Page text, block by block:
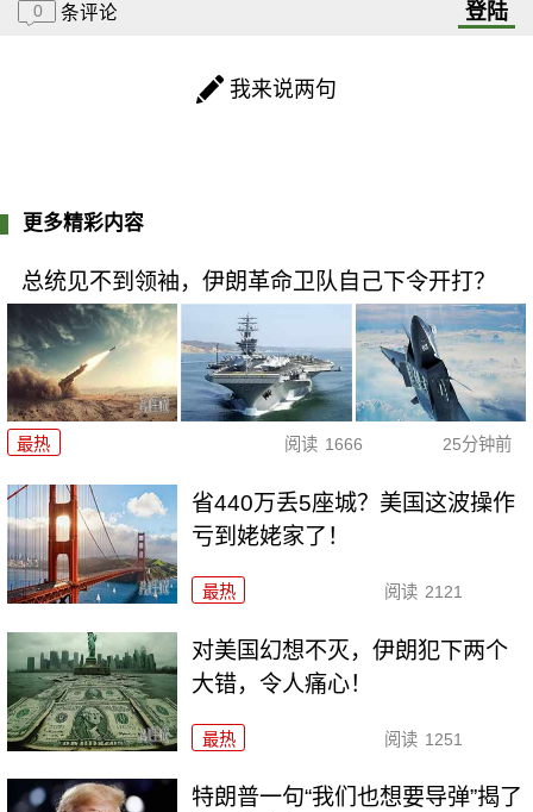
0 条评论 登陆
我来说两句
更多精彩内容
总统见不到领袖，伊朗革命卫队自己下令开打？
最热 阅读 1666 25分钟前
省440万丢5座城？美国这波操作
亏到姥姥家了！
最热 阅读 2121
对美国幻想不灭，伊朗犯下两个
大错，令人痛心！
最热 阅读 1251
特朗普一句“我们也想要导弹”揭了